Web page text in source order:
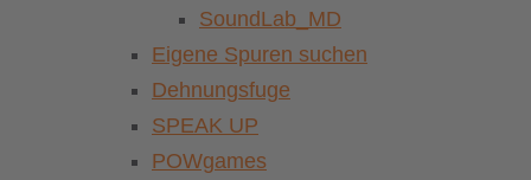
SoundLab_MD
Eigene Spuren suchen
Dehnungsfuge
SPEAK UP
POWgames